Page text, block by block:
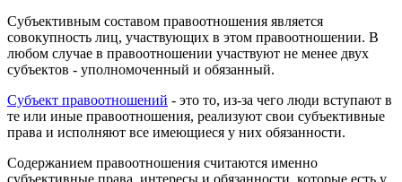
Субъективным составом правоотношения является
совокупность лиц, участвующих в этом правоотношении. В
любом случае в правоотношении участвуют не менее двух
субъектов - уполномоченный и обязанный.
Субъект правоотношений - это то, из-за чего люди вступают в
те или иные правоотношения, реализуют свои субъективные
права и исполняют все имеющиеся у них обязанности.
Содержанием правоотношения считаются именно